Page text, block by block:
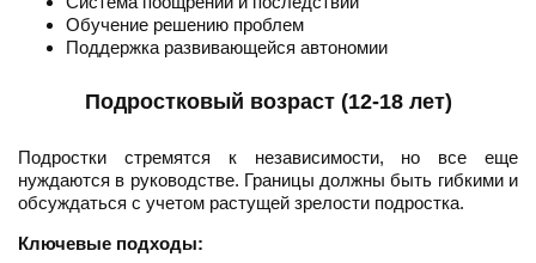
Обучение решению проблем
Поддержка развивающейся автономии
Подростковый возраст (12-18 лет)
Подростки стремятся к независимости, но все еще
нуждаются в руководстве. Границы должны быть гибкими и
обсуждаться с учетом растущей зрелости подростка.
Ключевые подходы: